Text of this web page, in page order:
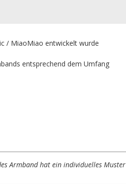
/ MiaoMiao entwickelt wurde
entsprechend dem Umfang
Armband hat ein individuelles Muster